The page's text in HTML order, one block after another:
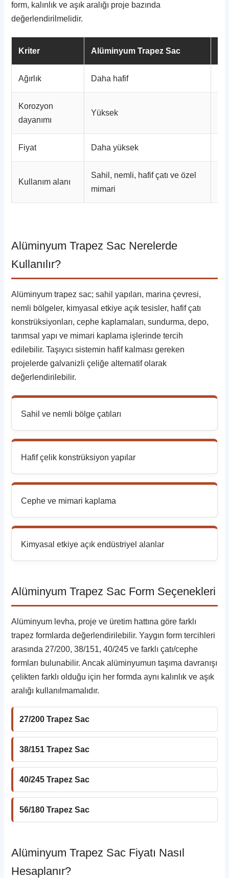
form, kalınlık ve aşık aralığı proje bazında
değerlendirilmelidir.
Kriter Alüminyum Trapez Sac
Ağırlık Daha hafif
Korozyon
dayanımı
Yüksek
Fiyat Daha yüksek
Kullanım alanı
Sahil, nemli, hafif çatı ve özel
mimari
Alüminyum Trapez Sac Nerelerde
Kullanılır?
Alüminyum trapez sac; sahil yapıları, marina çevresi,
nemli bölgeler, kimyasal etkiye açık tesisler, hafif çatı
konstrüksiyonları, cephe kaplamaları, sundurma, depo,
tarımsal yapı ve mimari kaplama işlerinde tercih
edilebilir. Taşıyıcı sistemin hafif kalması gereken
projelerde galvanizli çeliğe alternatif olarak
değerlendirilebilir.
Sahil ve nemli bölge çatıları
Hafif çelik konstrüksiyon yapılar
Cephe ve mimari kaplama
Kimyasal etkiye açık endüstriyel alanlar
Alüminyum Trapez Sac Form Seçenekleri
Alüminyum levha, proje ve üretim hattına göre farklı
trapez formlarda değerlendirilebilir. Yaygın form tercihleri
arasında 27/200, 38/151, 40/245 ve farklı çatı/cephe
formları bulunabilir. Ancak alüminyumun taşıma davranışı
çelikten farklı olduğu için her formda aynı kalınlık ve aşık
aralığı kullanılmamalıdır.
27/200 Trapez Sac
38/151 Trapez Sac
40/245 Trapez Sac
56/180 Trapez Sac
Alüminyum Trapez Sac Fiyatı Nasıl
Hesaplanır?